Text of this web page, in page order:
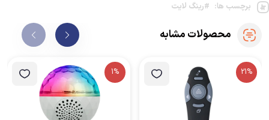
برچسب ها: #رینگ لایت
محصولات مشابه
21%
1%